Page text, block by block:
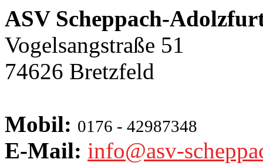
ASV Scheppach-
Vogelsangstraße 51
74626 Bretzfeld
Mobil: 0176 - 42987348
E-Mail: info@asv-